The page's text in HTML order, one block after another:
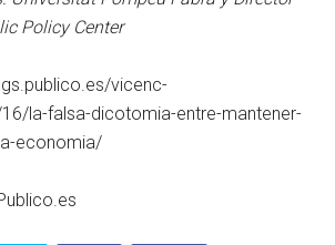
Policy Center
vicenc-
la-falsa-dicotomia-entre-mantener-
economia/